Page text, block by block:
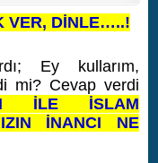
VER, DİNLE…..!
Ey kullarım,
mi? Cevap verdi
İLE İSLAM
İNANCI NE